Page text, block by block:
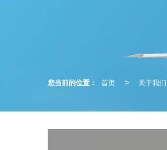
您当前的位置： 首页 > 关于我们